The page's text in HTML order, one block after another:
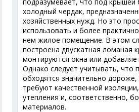
холодный чердак,
хозяйственных нужд. Но это
использовать и более
нем жилое помещение. В этом
построена двускатная ломаная
монтируются окна или
Однако следует учитывать, что
обходятся значительно
требуют качественной
утепления и, соответственно,
материалов.